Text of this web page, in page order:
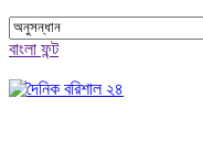
বাংলা ফন্ট